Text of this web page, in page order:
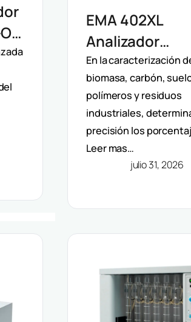
EMA 402XL
Analizador
Elemental
CHNS Velp:
Caracterización
Muestras
Heterogéneas Y
Grandes
En la caracterización
biomasa, carbón,
polímeros y residuos
industriales,
precisión los
Leer mas…
julio 31, 2026